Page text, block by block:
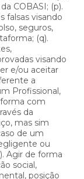
COBASI; (p).
falsas visando
seguros,
(q).
visando
e/ou aceitar
a
Profissional,
com
da
mas sim
de um
ou
Agir de forma
social,
posição